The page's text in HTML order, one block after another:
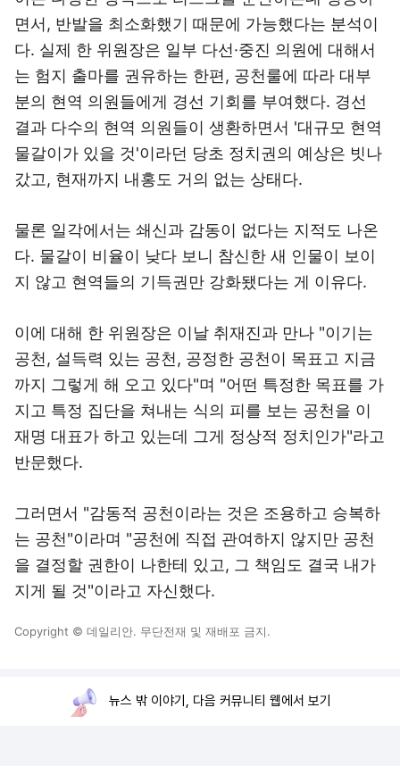
면서, 반발을 최소화했기 때문에 가능했다는 분석이
다. 실제 한 위원장은 일부 다선·중진 의원에 대해서
는 험지 출마를 권유하는 한편, 공천룰에 따라 대부
분의 현역 의원들에게 경선 기회를 부여했다. 경선
결과 다수의 현역 의원들이 생환하면서 '대규모 현역
물갈이가 있을 것'이라던 당초 정치권의 예상은 빗나
갔고, 현재까지 내홍도 거의 없는 상태다.
물론 일각에서는 쇄신과 감동이 없다는 지적도 나온
다. 물갈이 비율이 낮다 보니 참신한 새 인물이 보이
지 않고 현역들의 기득권만 강화됐다는 게 이유다.
이에 대해 한 위원장은 이날 취재진과 만나 "이기는
공천, 설득력 있는 공천, 공정한 공천이 목표고 지금
까지 그렇게 해 오고 있다"며 "어떤 특정한 목표를 가
지고 특정 집단을 쳐내는 식의 피를 보는 공천을 이
재명 대표가 하고 있는데 그게 정상적 정치인가"라고
반문했다.
그러면서 "감동적 공천이라는 것은 조용하고 승복하
는 공천"이라며 "공천에 직접 관여하지 않지만 공천
을 결정할 권한이 나한테 있고, 그 책임도 결국 내가
지게 될 것"이라고 자신했다.
Copyright © 데일리안. 무단전재 및 재배포 금지.
뉴스 밖 이야기, 다음 커뮤니티 웹에서 보기